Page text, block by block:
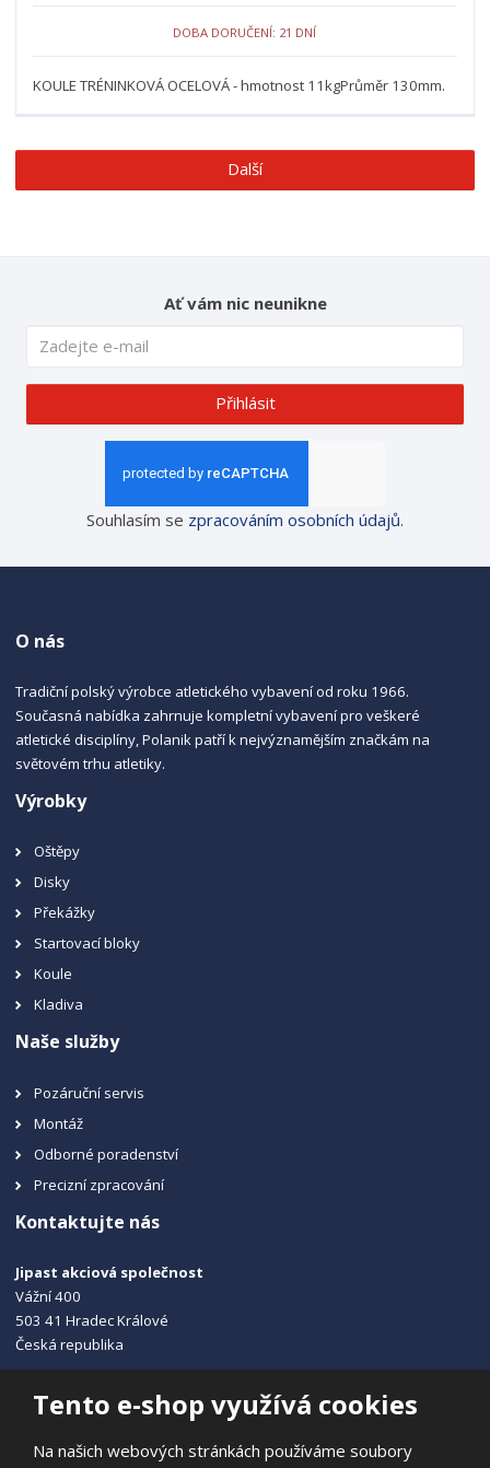
Tento e-shop využívá cookies
Na našich webových stránkách používáme soubory
DOBA DORUČENÍ: 21 DNÍ
KOULE TRÉNINKOVÁ OCELOVÁ - hmotnost 11kgPrůměr 130mm.
Další
Ať vám nic neunikne
Přihlásit
Souhlasím se zpracováním osobních údajů.
O nás
Tradiční polský výrobce atletického vybavení od roku 1966.
Současná nabídka zahrnuje kompletní vybavení pro veškeré
atletické disciplíny, Polanik patří k nejvýznamějším značkám na
světovém trhu atletiky.
Výrobky
Oštěpy
Disky
Překážky
Startovací bloky
Koule
Kladiva
Naše služby
Pozáruční servis
Montáž
Odborné poradenství
Precizní zpracování
Kontaktujte nás
Jipast akciová společnost
Vážní 400
503 41 Hradec Králové
Česká republika
info@jipast.cz